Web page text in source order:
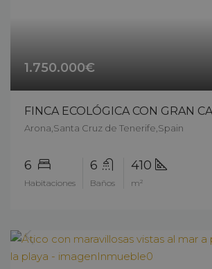
1.750.000€
Arona,Santa Cruz de Tenerife,Spain
6
Habitaciones
6
Baños
410
m²